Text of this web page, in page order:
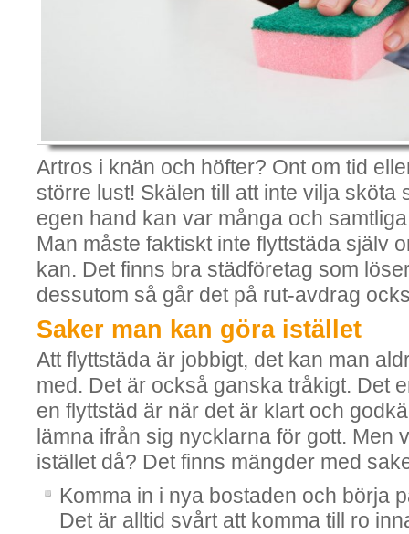
Artros i knän och höfter? Ont om tid
större lust! Skälen till att inte vilja sköta
egen hand kan var många och
Man måste faktiskt inte flyttstäda själv
kan. Det finns bra städföretag som
dessutom så går det på rut-avdrag
Saker man kan göra istället
Att flyttstäda är jobbigt, det kan man
med. Det är också ganska tråkigt. Det
en flyttstäd är när det är klart och
lämna ifrån sig nycklarna för gott. Men
istället då? Det finns mängder med
Komma in i nya bostaden och börja
Det är alltid svårt att komma till ro